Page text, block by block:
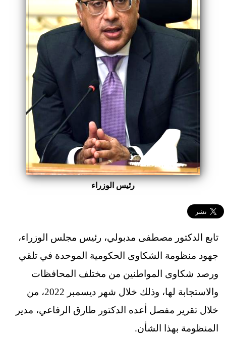
رئيس الوزراء
تابع الدكتور مصطفى مدبولي، رئيس مجلس الوزراء،
جهود منظومة الشكاوى الحكومية الموحدة في تلقي
ورصد شكاوى المواطنين من مختلف المحافظات
والاستجابة لها، وذلك خلال شهر ديسمبر 2022، من
خلال تقرير مفصل أعده الدكتور طارق الرفاعي، مدير
المنظومة بهذا الشأن.